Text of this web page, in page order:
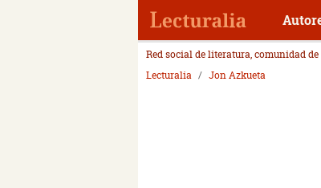
Red social de literatura, comunidad
Lecturalia
Jon Azkueta